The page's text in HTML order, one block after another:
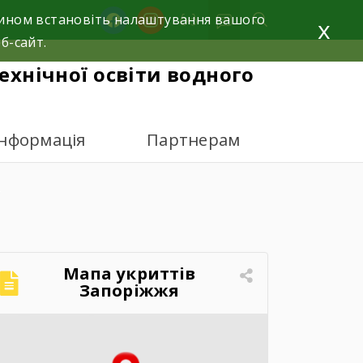
facebookinstagram
освіти водного
Партнерам
Мапа укриттів
Запоріжжя
встановіть налаштування вашого
сайт.
x